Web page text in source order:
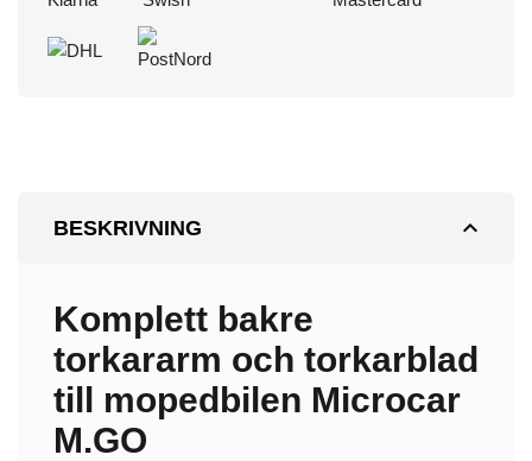
expand_less
BESKRIVNING
Komplett bakre
torkararm och torkarblad
till mopedbilen Microcar
M.GO